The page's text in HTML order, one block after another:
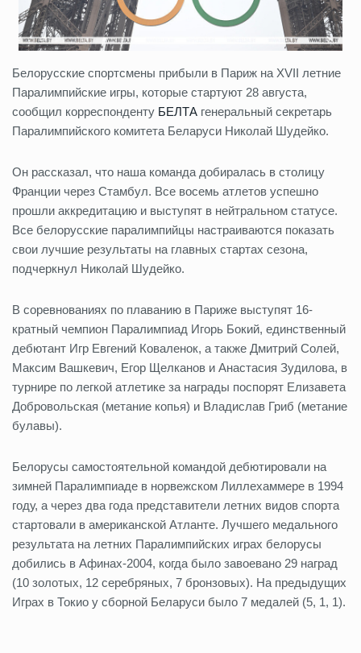
Белорусские спортсмены прибыли в Париж на XVII летние
Паралимпийские игры, которые стартуют 28 августа,
сообщил корреспонденту БЕЛТА генеральный секретарь
Паралимпийского комитета Беларуси Николай Шудейко.
Он рассказал, что наша команда добиралась в столицу
Франции через Стамбул. Все восемь атлетов успешно
прошли аккредитацию и выступят в нейтральном статусе.
Все белорусские паралимпийцы настраиваются показать
свои лучшие результаты на главных стартах сезона,
подчеркнул Николай Шудейко.
В соревнованиях по плаванию в Париже выступят 16-
кратный чемпион Паралимпиад Игорь Бокий, единственный
дебютант Игр Евгений Коваленок, а также Дмитрий Солей,
Максим Вашкевич, Егор Щелканов и Анастасия Зудилова, в
турнире по легкой атлетике за награды поспорят Елизавета
Добровольская (метание копья) и Владислав Гриб (метание
булавы).
Белорусы самостоятельной командой дебютировали на
зимней Паралимпиаде в норвежском Лиллехаммере в 1994
году, а через два года представители летних видов спорта
стартовали в американской Атланте. Лучшего медального
результата на летних Паралимпийских играх белорусы
добились в Афинах-2004, когда было завоевано 29 наград
(10 золотых, 12 серебряных, 7 бронзовых). На предыдущих
Играх в Токио у сборной Беларуси было 7 медалей (5, 1, 1).